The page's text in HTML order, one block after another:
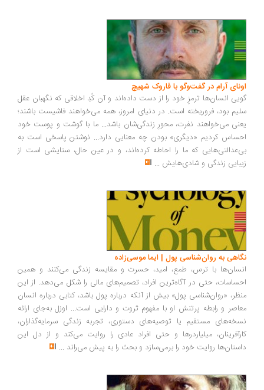
اونای آرام در گفت‌وگو با فاروک شهیچ‭
گویی انسان‌ها ترمزِ خود را از دست داده‌اند و آن کُدِ اخلاقی که نگهبان عقل
سلیم بود، فروریخته است. در دنیای امروز، همه می‌خواهند فاشیست باشند؛
یعنی می‌خواهند نفرت، محورِ زندگی‌شان باشد... ما با گوشت و پوست خود
احساس کردیم «دیگری» بودن چه معنایی دارد... نوشتن پاسخی است به
بی‌عدالتی‌هایی که ما را احاطه کرده‌اند، و در عین حال، ستایشی است از
زیبایی زندگی و شادی‌هایش ...
نگاهی به روان‌شناسی پول | ایما موسی‌زاده
انسان‌ها با ترس، طمع، امید، حسرت و مقایسه زندگی می‌کنند و همین
احساسات، حتی در آگاه‌ترین افراد، تصمیم‌های مالی را شکل می‌دهد. از این
منظر، «روان‌شناسی پول» بیش از آنکه درباره پول باشد، کتابی درباره انسان
معاصر و رابطه پرتنش او با مفهوم ثروت و دارایی است... اوزل به‌جای ارائه
نسخه‌های مستقیم یا توصیه‌های دستوری، تجربه زندگی سرمایه‌گذاران،
کارآفرینان، میلیاردرها و حتی افراد عادی را روایت می‌کند و از دل این
داستان‌ها روایت خود را برمی‌سازد و بحث را به پیش می‌راند ...